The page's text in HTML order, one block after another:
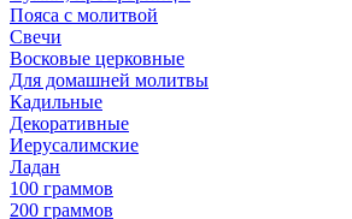
Пояса с молитвой
Свечи
Восковые церковные
Для домашней молитвы
Кадильные
Декоративные
Иерусалимские
Ладан
100 граммов
200 граммов